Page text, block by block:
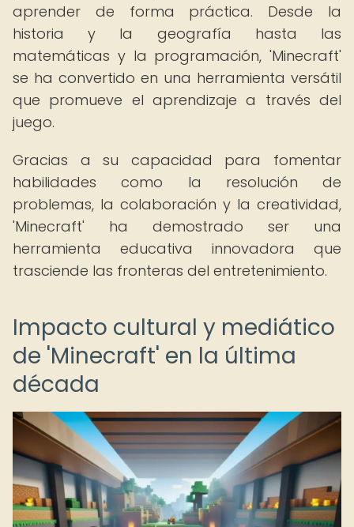
aprender de forma práctica. Desde la
historia y la geografía hasta las
matemáticas y la programación, 'Minecraft'
se ha convertido en una herramienta versátil
que promueve el aprendizaje a través del
juego.
Gracias a su capacidad para fomentar
habilidades como la resolución de
problemas, la colaboración y la creatividad,
'Minecraft' ha demostrado ser una
herramienta educativa innovadora que
trasciende las fronteras del entretenimiento.
Impacto cultural y mediático
de 'Minecraft' en la última
década